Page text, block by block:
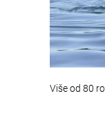
Više od 80